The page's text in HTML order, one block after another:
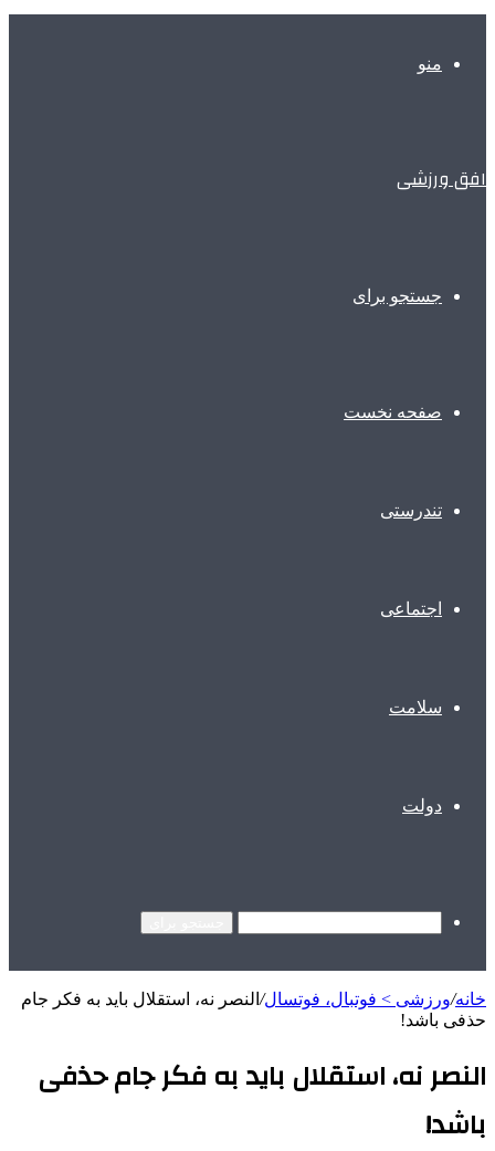
منو
افق ورزشی
جستجو برای
صفحه نخست
تندرستی
اجتماعی
سلامت
دولت
خانه/ورزشی > فوتبال، فوتسال/ النصر نه، استقلال باید به فکر جام
حذفی باشد!
النصر نه، استقلال باید به فکر جام حذفی
باشد!